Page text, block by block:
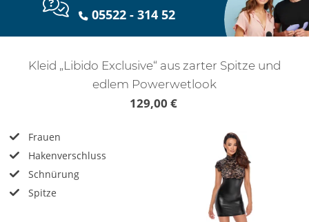
05522 - 314 52
Kleid „Libido Exclusive“ aus zarter Spitze und
edlem Powerwetlook
129,00 €
Frauen
Hakenverschluss
Schnürung
Spitze